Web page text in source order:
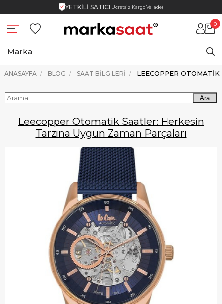
YETKİLİ SATICI(Ücretsiz Kargo Ve İade)
0
ANASAYFA BLOG SAAT BILGILERI
Ara
Leecopper Otomatik Saatler: Herkesin
Tarzına Uygun Zaman Parçaları